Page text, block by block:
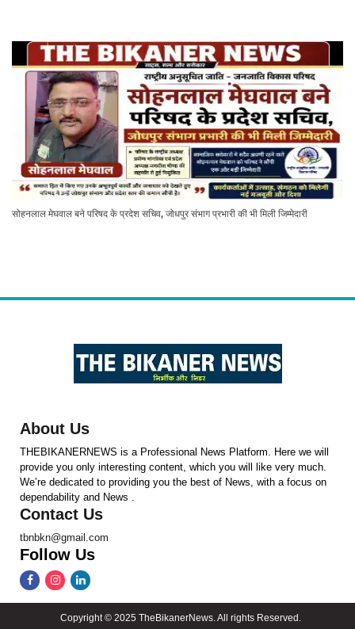
सोहनलाल मेघवाल बने परिषद के प्रदेश सचिव, जोधपुर संभाग प्रभारी की भी मिली जिम्मेदारी
About Us
THEBIKANERNEWS is a Professional News Platform. Here we will
provide you only interesting content, which you will like very much.
We’re dedicated to providing you the best of News, with a focus on
dependability and News .
Contact Us
tbnbkn@gmail.com
Follow Us
Copyright © 2025 TheBikanerNews. All rights Reserved.